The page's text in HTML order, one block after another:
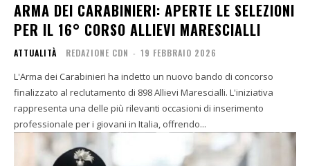
ARMA DEI CARABINIERI: APERTE LE SELEZIONI
PER IL 16° CORSO ALLIEVI MARESCIALLI
ATTUALITÀ REDAZIONE CDN - 19 FEBBRAIO 2026
L'Arma dei Carabinieri ha indetto un nuovo bando di concorso
finalizzato al reclutamento di 898 Allievi Marescialli. L'iniziativa
rappresenta una delle più rilevanti occasioni di inserimento
professionale per i giovani in Italia, offrendo...